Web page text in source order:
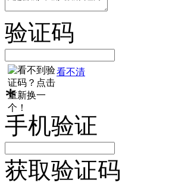
验证码
看不清
*
手机验证
获取验证码